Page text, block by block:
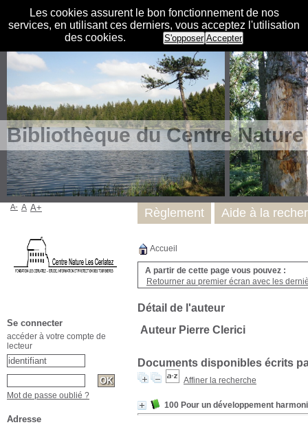
Les cookies assurent le bon fonctionnement de nos
services, en utilisant ces derniers, vous acceptez l'utilisation
des cookies.
S'opposer Accepter
Bibliothèque du Centre
Accueil
A partir de cette page vous pouvez :
Retourner au premier écran avec les
Détail de l'auteur
Auteur Pierre Clerici
Documents disponibles écrits
Affiner la recherche
100 Pour un développement
Règlement Aide à la
A- A A+
Se connecter
accéder à votre compte de
lecteur
Mot de passe oublié ?
Adresse